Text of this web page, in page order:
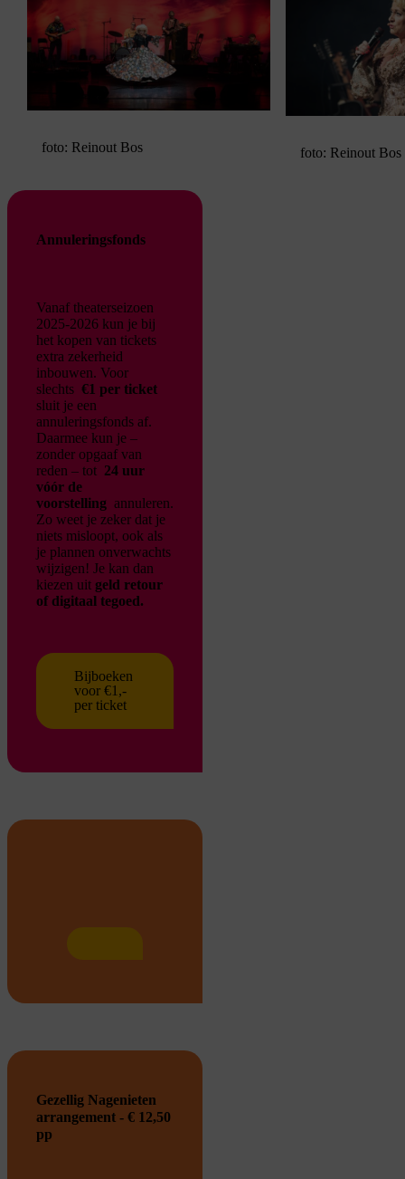
foto: Reinout Bos foto: Reinout Bos
Annuleringsfonds
Vanaf theaterseizoen
2025-2026 kun je bij
het kopen van tickets
extra zekerheid
inbouwen. Voor
slechts €1 per ticket
sluit je een
annuleringsfonds af.
Daarmee kun je –
zonder opgaaf van
reden – tot 24 uur
vóór de
voorstelling annuleren.
Zo weet je zeker dat je
niets misloopt, ook als
je plannen onverwachts
wijzigen! Je kan dan
kiezen uit geld retour
of digitaal tegoed.
Bijboeken
voor €1,-
per ticket
Gezellig Nagenieten
arrangement - € 12,50
pp